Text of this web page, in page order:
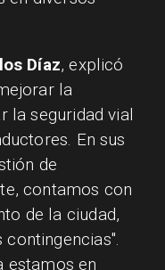
Díaz, explicó
la
la seguridad vial
En sus
de
contamos con
de la ciudad,
estamos en